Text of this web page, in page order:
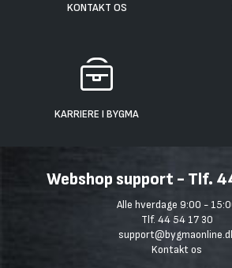
KONTAKT OS
KARRIERE I BYGMA
Webshop support - Tlf.
Alle hverdage 9:00 -
Tlf. 44 54 17 30
Kontakt os